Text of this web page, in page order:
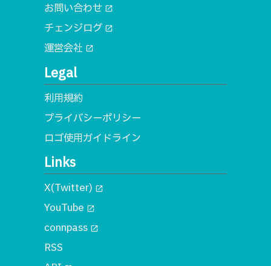
お問い合わせ open_in_new
チェンジログ open_in_new
運営会社 open_in_new
Legal
利用規約
プライバシーポリシー
ロゴ使用ガイドライン
Links
X(Twitter) open_in_new
YouTube open_in_new
connpass open_in_new
RSS